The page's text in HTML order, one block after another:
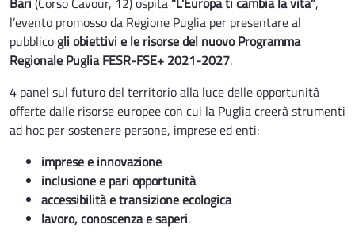
l’evento promosso da Regione Puglia per presentare al
pubblicogli obiettivi e le risorse del nuovo Programma
Regionale Puglia FESR-FSE+ 2021-2027.
4 panel sul futuro del territorio alla luce delle opportunità
offerte dalle risorse europee con cui la Puglia creerà strumenti
ad hoc per sostenere persone, imprese ed enti:
imprese e innovazione
inclusione e pari opportunità
accessibilità e transizione ecologica
lavoro, conoscenza e saperi.